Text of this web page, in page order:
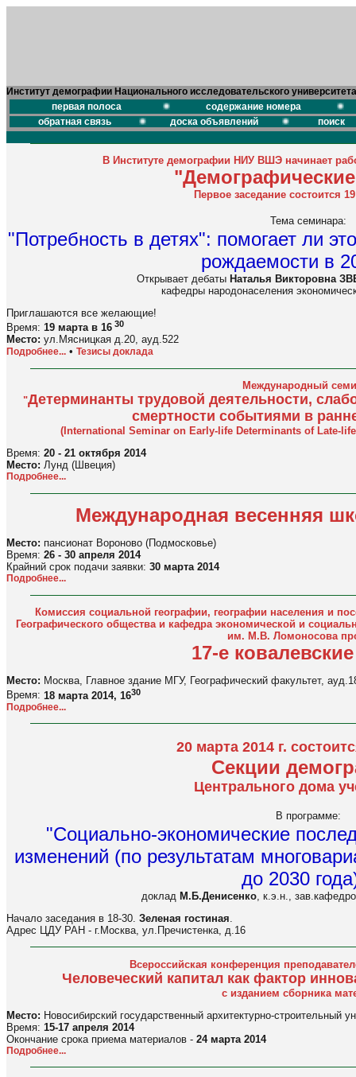
Институт демографии Национального исследовательского
первая полоса
содержание номера
обратная связь
доска объявлений поиск
В Институте демографии НИУ ВШЭ начинает
Первое заседание состоится
Тема семинара:
"Потребность в детях": помогает ли
рождаемости в
Открывает дебаты Наталья Викторовна
кафедры народонаселения
Приглашаются все желающие!
Время: 19 марта в 16 30
Место: ул.Мясницкая д.20, ауд.522
Подробнее... • Тезисы доклада
Международный
"Детерминанты трудовой деятельности,
смертности событиями в
(International Seminar on Early-life Determinants of Late-
Время: 20 - 21 октября 2014
Место: Лунд (Швеция)
Подробнее...
Международная весенняя
Место: пансионат Вороново (Подмосковье)
Время: 26 - 30 апреля 2014
Крайний срок подачи заявки: 30 марта 2014
Подробнее...
Комиссия социальной географии, географии населения и
Географического общества и кафедра экономической и
им. М.В. Ломоносова
17-е
Место: Москва, Главное здание МГУ, Географический факультет,
Время: 18 марта 2014, 1630
Подробнее...
20 марта 2014 г.
Cекции
Центрального дома
В программе:
"Социально-экономические
изменений (по результатам
до 2030
доклад М.Б.Денисенко , к.э.н.,
Начало заседания в 18-30. Зеленая гостиная.
Адрес ЦДУ РАН - г.Москва, ул.Пречистенка, д.16
Всероссийская конференция
Человеческий капитал как фактор
с изданием сборника
Место: Новосибирский государственный архитектурно-строительный
Время: 15-17 апреля 2014
Окончание срока приема материалов - 24 марта 2014
Подробнее...